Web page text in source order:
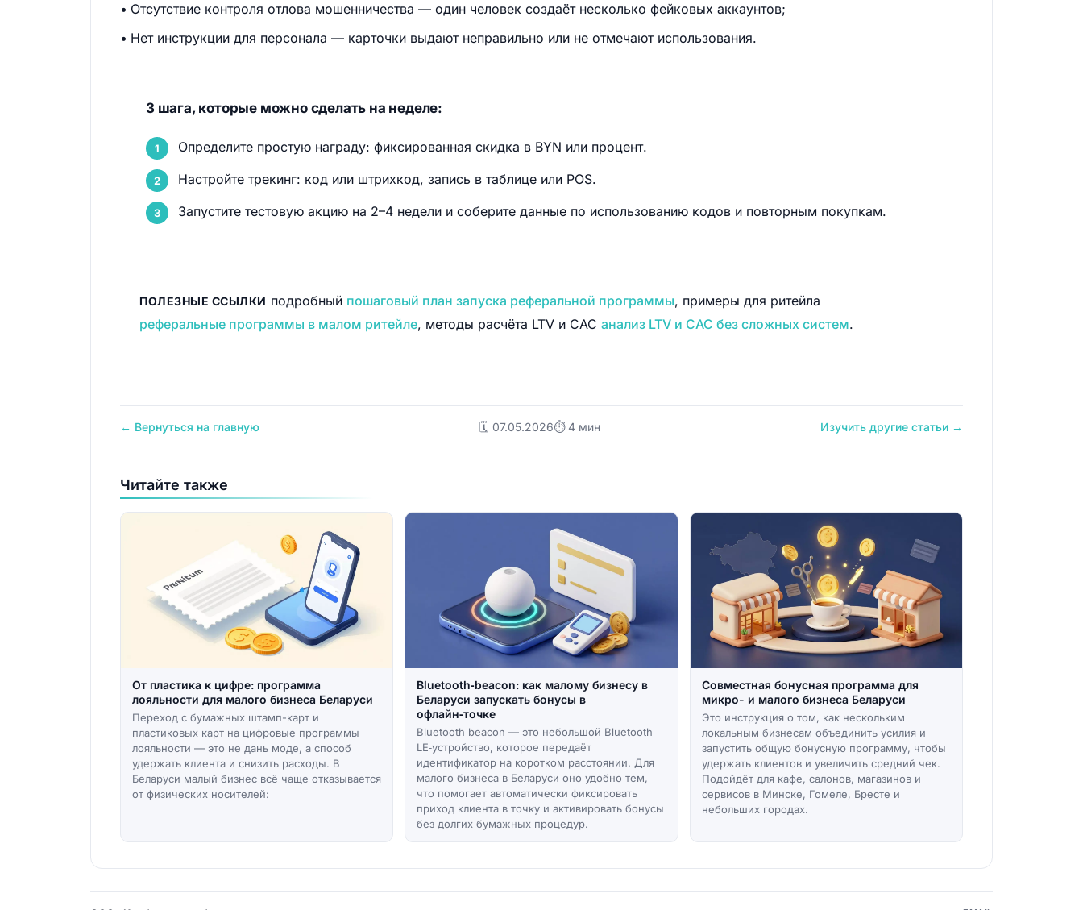
Отсутствие контроля отлова мошенничества — один человек создаёт несколько фейковых аккаунтов;
Нет инструкции для персонала — карточки выдают неправильно или не отмечают использования.
3 шага, которые можно сделать на неделе:
Определите простую награду: фиксированная скидка в BYN или процент.
Настройте трекинг: код или штрихкод, запись в таблице или POS.
Запустите тестовую акцию на 2–4 недели и соберите данные по использованию кодов и повторным покупкам.
ПОЛЕЗНЫЕ ССЫЛКИ подробный пошаговый план запуска реферальной программы, примеры для ритейла
реферальные программы в малом ритейле, методы расчёта LTV и CAC анализ LTV и CAC без сложных систем.
← Вернуться на главную 🗓️ 07.05.2026⏱ 4 мин Изучить другие статьи →
Читайте также
От пластика к цифре: программа
лояльности для малого бизнеса Беларуси
Переход с бумажных штамп-карт и
пластиковых карт на цифровые программы
лояльности — это не дань моде, а способ
удержать клиента и снизить расходы. В
Беларуси малый бизнес всё чаще отказывается
от физических носителей:
Bluetooth‑beacon: как малому бизнесу в
Беларуси запускать бонусы в
офлайн‑точке
Bluetooth‑beacon — это небольшой Bluetooth
LE‑устройство, которое передаёт
идентификатор на коротком расстоянии. Для
малого бизнеса в Беларуси оно удобно тем,
что помогает автоматически фиксировать
приход клиента в точку и активировать бонусы
без долгих бумажных процедур.
Совместная бонусная программа для
микро- и малого бизнеса Беларуси
Это инструкция о том, как нескольким
локальным бизнесам объединить усилия и
запустить общую бонусную программу, чтобы
удержать клиентов и увеличить средний чек.
Подойдёт для кафе, салонов, магазинов и
сервисов в Минске, Гомеле, Бресте и
небольших городах.